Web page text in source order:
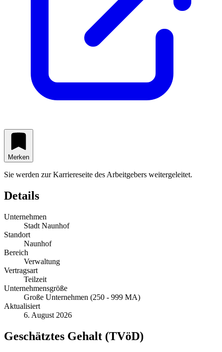
Merken
Sie werden zur Karriereseite des Arbeitgebers weitergeleitet.
Details
Unternehmen
Stadt Naunhof
Standort
Naunhof
Bereich
Verwaltung
Vertragsart
Teilzeit
Unternehmensgröße
Große Unternehmen (250 - 999 MA)
Aktualisiert
6. August 2026
Geschätztes Gehalt (TVöD)